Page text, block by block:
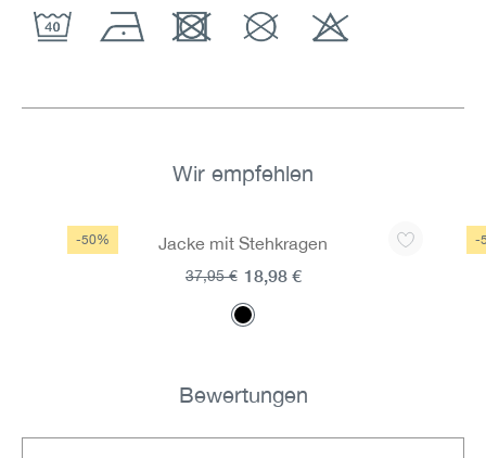
Wir empfehlen
Produktgalerie überspringen
-50% Jacke mit Stehkragen
18,98 €
37,95 €
-
Bewertungen